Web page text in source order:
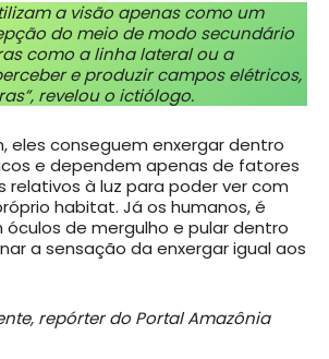
a visão apenas como um
do meio de modo secundário
como a linha lateral ou a
e produzir campos elétricos,
revelou o ictiólogo.
eles conseguem enxergar dentro
e dependem apenas de fatores
relativos à luz para poder ver com
habitat. Já os humanos, é
óculos de mergulho e pular dentro
a sensação da enxergar igual aos
repórter do Portal Amazônia